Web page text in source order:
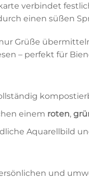
verbindet
einen süßen
Grüße
– perfekt für
einem roten,
Aquarellbild
und